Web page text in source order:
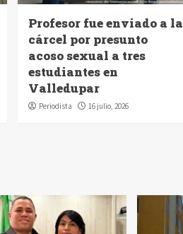
Profesor fue enviado a la
cárcel por presunto
acoso sexual a tres
estudiantes en
Valledupar
Periodista 16 julio, 2026